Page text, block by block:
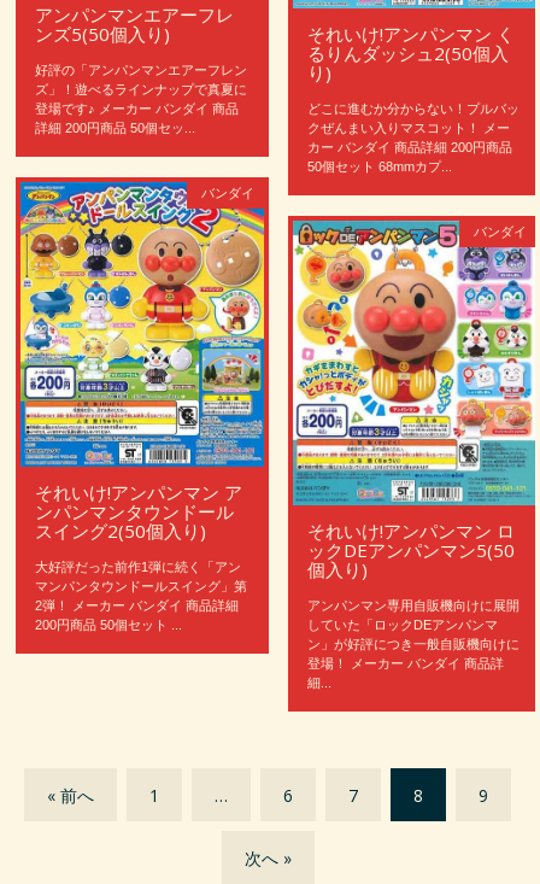
アンパンマンエアーフレ
ンズ5(50個入り)
好評の「アンパンマンエアーフレン
ズ」！遊べるラインナップで真夏に
登場です♪ メーカー バンダイ 商品
詳細 200円商品 50個セッ...
それいけ!アンパンマン く
るりんダッシュ2(50個入
り)
どこに進むか分からない！プルバッ
クぜんまい入りマスコット！ メー
カー バンダイ 商品詳細 200円商品
50個セット 68mmカプ...
バンダイ
それいけ!アンパンマン ア
ンパンマンタウンドール
スイング2(50個入り)
大好評だった前作1弾に続く「アン
マンパンタウンドールスイング」第
2弾！ メーカー バンダイ 商品詳細
200円商品 50個セット ...
バンダイ
それいけ!アンパンマン ロ
ックDEアンパンマン5(50
個入り)
アンパンマン専用自販機向けに展開
していた「ロックDEアンパンマ
ン」が好評につき一般自販機向けに
登場！ メーカー バンダイ 商品詳
細...
« 前へ 1 … 6 7 8 9
次へ »